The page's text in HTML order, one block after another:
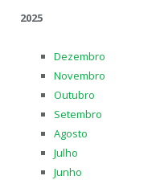
2025
Dezembro
Novembro
Outubro
Setembro
Agosto
Julho
Junho